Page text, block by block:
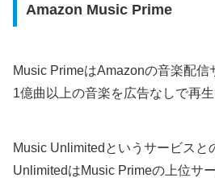
Amazon Music Prime
Music PrimeはAmazonの音楽配信
1億曲以上の音楽を広告なしで再生
Music Unlimitedというサービスと
UnlimitedはMusic Primeの上位サ